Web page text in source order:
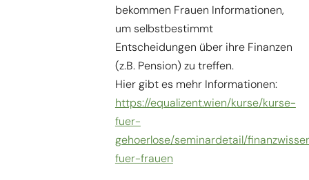
bekommen Frauen Informationen,
um selbstbestimmt
Entscheidungen über ihre Finanzen
(z.B. Pension) zu treffen.
Hier gibt es mehr Informationen:
https://equalizent.wien/kurse/kurse-
fuer-
gehoerlose/seminardetail/
fuer-frauen